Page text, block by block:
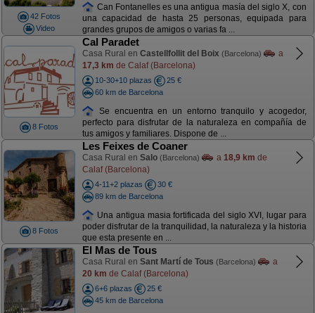
42 Fotos
Video
Can Fontanelles es una antigua masía del siglo X, con
una capacidad de hasta 25 personas, equipada para
grandes grupos de amigos o varias fa ...
8 Fotos
Cal Paradet
Casa Rural en Castellfollit del Boix (Barcelona)
a
17,3 km de Calaf (Barcelona)
10-30+10 plazas
25 €
60 km de Barcelona
Se encuentra en un entorno tranquilo y acogedor,
perfecto para disfrutar de la naturaleza en compañía de
tus amigos y familiares. Dispone de ...
8 Fotos
Les Feixes de Coaner
Casa Rural en Salo (Barcelona) a 18,9 km de
Calaf (Barcelona)
4-11+2 plazas
30 €
89 km de Barcelona
Una antigua masia fortificada del siglo XVI, lugar para
poder disfrutar de la tranquilidad, la naturaleza y la historia
que esta presente en ...
El Mas de Tous
Casa Rural en Sant Martí de Tous (Barcelona)
a
20 km de Calaf (Barcelona)
6+6 plazas
25 €
45 km de Barcelona